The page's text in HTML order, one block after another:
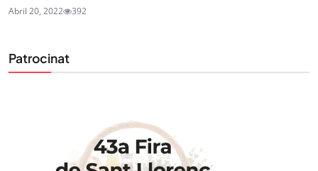
Abril 20, 2022 392
Patrocinat